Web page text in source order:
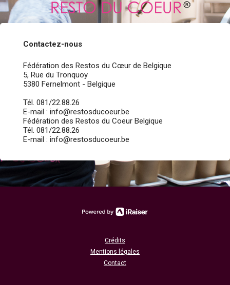
Contactez-nous
Fédération des Restos du Cœur de Belgique
5, Rue du Tronquoy
5380 Fernelmont - Belgique
Tél. 081/22.88.26
E-mail : info@restosducoeur.be
Fédération des Restos du Coeur Belgique
Tél. 081/22.88.26
E-mail : info@restosducoeur.be
Crédits
Mentions légales
Contact